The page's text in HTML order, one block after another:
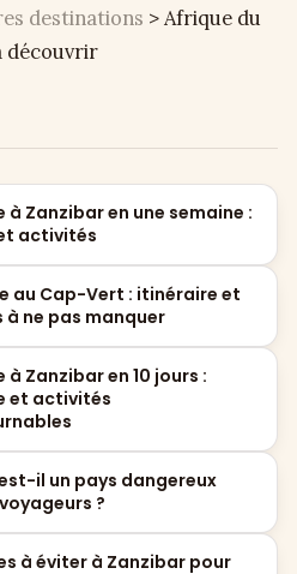
destinations >Afrique du
découvrir
à Zanzibar en une semaine :
activités
au Cap-Vert : itinéraire et
ne pas manquer
à Zanzibar en 10 jours :
et activités
il un pays dangereux
?
à éviter à Zanzibar pour